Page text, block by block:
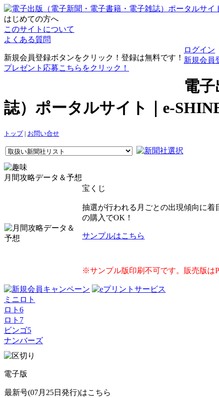
はじめての方へ
このサイトについて
よくある質問
新規会員登録ボタンをクリック！登録は無料です！
プレゼント応募こちらをクリック！
ログイン
新規会員
電
誌）ポータルサイト｜e-
トップ| お問い合せ
月間攻略データ＆予想
宝くじ
抽選が行われる月ごとの出現傾向に
の購入でOK！
サンプルはこちら
※サンプル版印刷不可です。販売版は
ミニロト
ロト6
ロト7
ビンゴ5
ナンバーズ
電子版
最新号(07月25日発行)はこちら